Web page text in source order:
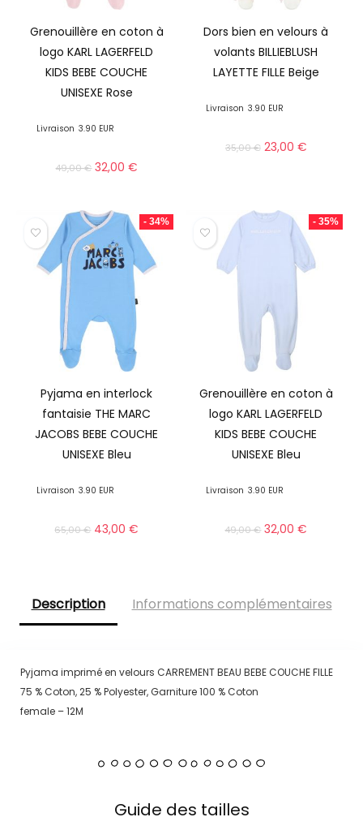
Grenouillère en coton à
logo KARL LAGERFELD
KIDS BEBE COUCHE
UNISEXE Rose
Livraison 3.90 EUR
49,00€ 32,00€
Dors bien en velours à
volants BILLIEBLUSH
LAYETTE FILLE Beige
Livraison 3.90 EUR
35,00€ 23,00 €
- 34%
Pyjama en interlock
fantaisie THE MARC
JACOBS BEBE COUCHE
UNISEXE Bleu
Livraison 3.90 EUR
65,00€ 43,00€
- 35%
Grenouillère en coton à
logo KARL LAGERFELD
KIDS BEBE COUCHE
UNISEXE Bleu
Livraison 3.90 EUR
49,00€ 32,00€
Description Informations complémentaires
Pyjama imprimé en velours CARREMENT BEAU BEBE COUCHE FILLE
75 % Coton, 25 % Polyester, Garniture 100 % Coton
female – 12M
Guide des tailles